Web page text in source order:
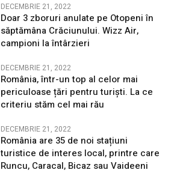
DECEMBRIE 21, 2022
Doar 3 zboruri anulate pe Otopeni în
săptămâna Crăciunului. Wizz Air,
campioni la întârzieri
DECEMBRIE 21, 2022
România, într-un top al celor mai
periculoase țări pentru turiști. La ce
criteriu stăm cel mai rău
DECEMBRIE 21, 2022
România are 35 de noi stațiuni
turistice de interes local, printre care
Runcu, Caracal, Bicaz sau Vaideeni